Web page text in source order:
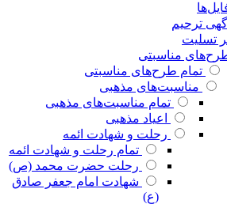
آگهی ترحیم
تسلیت
مناسبتی
تمام طرح‌های مناسبتی
مناسبت‌های مذهبی
تمام مناسبت‌های مذهبی
اعیاد مذهبی
رحلت و شهادت ائمه
تمام رحلت و شهادت ائمه
رحلت حضرت محمد (ص)
شهادت امام جعفر صادق
(ع)